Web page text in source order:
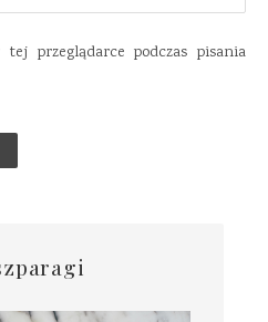
przeglądarce podczas pisania